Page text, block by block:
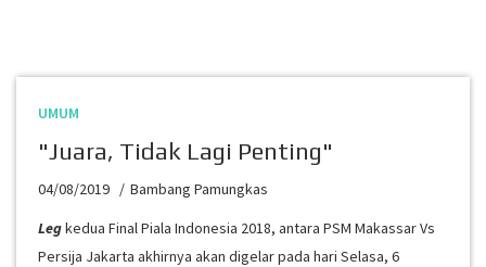
UMUM
"Juara, Tidak Lagi Penting"
04/08/2019
Bambang Pamungkas
Legkedua Final Piala Indonesia 2018, antara PSM Makassar Vs
Persija Jakarta akhirnya akan digelar pada hari Selasa, 6